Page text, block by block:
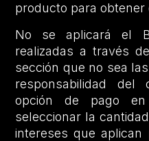
producto para obtener
No se aplicará el
realizadas a través
sección que no sea
responsabilidad del
opción de pago
seleccionar la
intereses que